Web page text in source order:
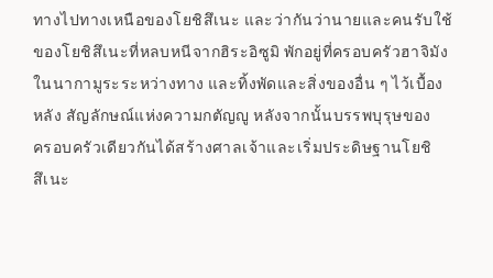
ทางไปทางเหนือของโยชิสึเนะ และว่ากันว่านายและคนรับใช้
ของโยชิสึเนะที่หลบหนีจากฮิระอิซูมิ พักอยู่ที่ครอบครัวฮาจิมัง
ในนากามูระระหว่างทาง และทิ้งพัดและสิ่งของอื่น ๆ ไว้เบื้อง
หลัง สัญลักษณ์แห่งความกตัญญู หลังจากนั้นบรรพบุรุษของ
ครอบครัวเดียวกันได้สร้างศาลเจ้าและเริ่มประดิษฐานโยชิ
สึเนะ